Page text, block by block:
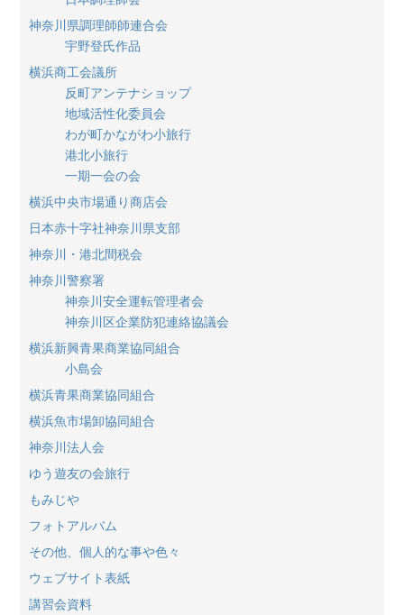
神奈川県調理師師連合会
宇野登氏作品
横浜商工会議所
反町アンテナショップ
地域活性化委員会
わが町かながわ小旅行
港北小旅行
一期一会の会
横浜中央市場通り商店会
日本赤十字社神奈川県支部
神奈川・港北間税会
神奈川警察署
神奈川安全運転管理者会
神奈川区企業防犯連絡協議会
横浜新興青果商業協同組合
小島会
横浜青果商業協同組合
横浜魚市場卸協同組合
神奈川法人会
ゆう遊友の会旅行
もみじや
フォトアルバム
その他、個人的な事や色々
ウェブサイト表紙
講習会資料